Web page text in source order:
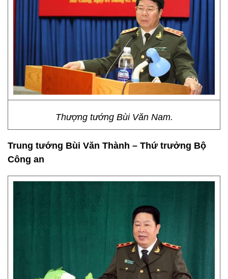
Thượng tướng Bùi Văn Nam.
Trung tướng Bùi Văn Thành – Thứ trưởng Bộ
Công an